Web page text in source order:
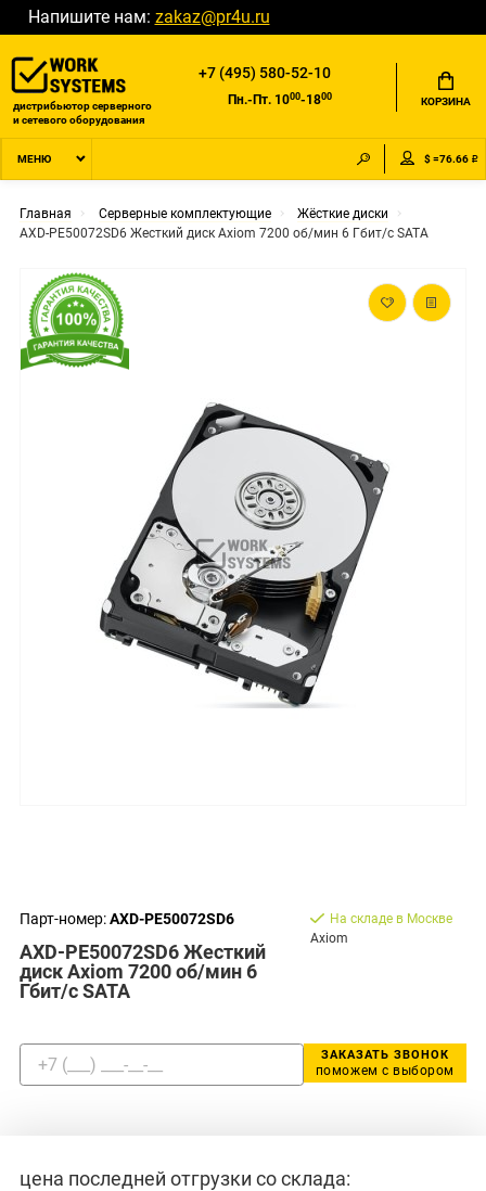
Напишите нам: zakaz@pr4u.ru
дистрибьютор серверного
и сетевого оборудования
+7 (495) 580-52-10
Пн.-Пт. 1000-1800 КОРЗИНА
МЕНЮ $ =76.66 ₽
Главная Серверные комплектующие
Жёсткие диски
AXD-PE50072SD6 Жесткий диск Axiom 7200 об/мин 6 Гбит/с SATA
Парт-номер:AXD-PE50072SD6
AXD-PE50072SD6 Жесткий
диск Axiom 7200 об/мин 6
Гбит/с SATA
На складе в Москве
Axiom
ЗАКАЗАТЬ ЗВОНОК
поможем с выбором
цена последней отгрузки со склада: